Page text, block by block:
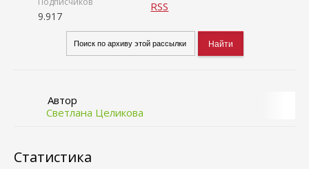
9.917
RSS
Автор
Светлана Целикова
Статистика